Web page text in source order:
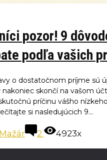
pozor! 9
podľa vašich
o dostatočnom príjme sú
skončí na vašom
príčinu vášho
si nasledujúcich 9...
2 4923x